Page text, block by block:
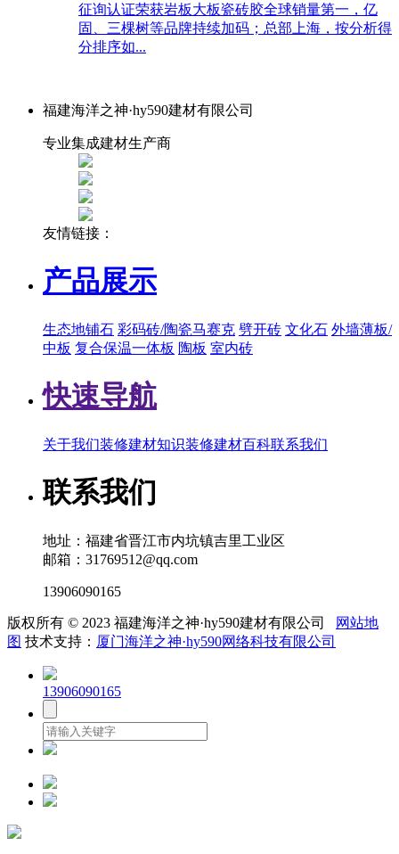
征询认证荣获岩板大板瓷砖胶全球销量第一，亿
固、三棵树等品牌持续加码；总部上海，按分析得
分排序如...
福建海洋之神·hy590建材有限公司
专业集成建材生产商
友情链接：
产品展示
生态地铺石 彩码砖/陶瓷马赛克 劈开砖 文化石 外墙薄板/
中板 复合保温一体板 陶板 室内砖
快速导航
关于我们装修建材知识装修建材百科联系我们
联系我们
地址：福建省晋江市内坑镇吉里工业区
邮箱：31769512@qq.com
13906090165
版权所有 © 2023 福建海洋之神·hy590建材有限公司
网站地
图 技术支持： 厦门海洋之神·hy590网络科技有限公司
13906090165